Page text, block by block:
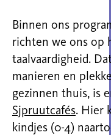
Binnen ons
richten we ons op
taalvaardigheid.
manieren en
gezinnen thuis, is
Sjpruutcafés. Hier
kindjes (0-4)